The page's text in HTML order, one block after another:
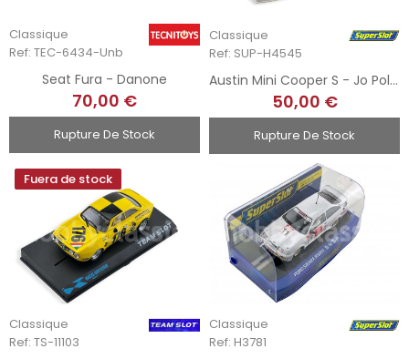
Classique
Ref: TEC-6434-Unb
Seat Fura - Danone
70,00 €
Rupture De Stock
Classique
Ref: SUP-H4545
Austin Mini Cooper S - Jo Polley
50,00 €
Rupture De Stock
Fuera de stock
Classique
Ref: TS-11103
Classique
Ref: H3781